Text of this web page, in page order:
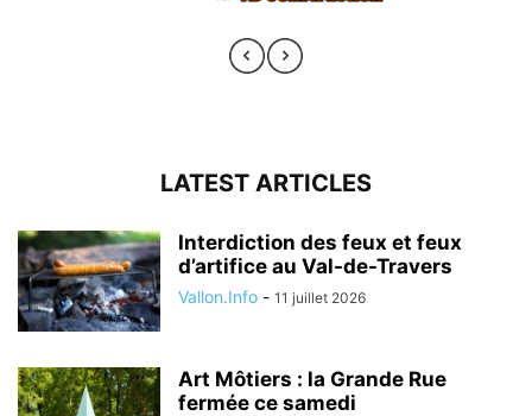
LATEST ARTICLES
Interdiction des feux et feux
d’artifice au Val-de-Travers
Vallon.Info - 11 juillet 2026
Art Môtiers : la Grande Rue
fermée ce samedi